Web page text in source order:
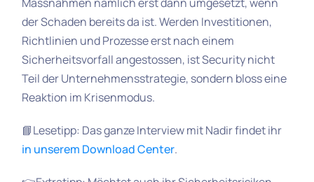
der Schaden bereits da ist. Werden Investitionen,
Richtlinien und Prozesse erst nach einem
Sicherheitsvorfall angestossen, ist Security nicht
Teil der Unternehmensstrategie, sondern bloss eine
Reaktion im Krisenmodus.
📘Lesetipp: Das ganze Interview mit Nadir findet ihr
in unserem Download Center.